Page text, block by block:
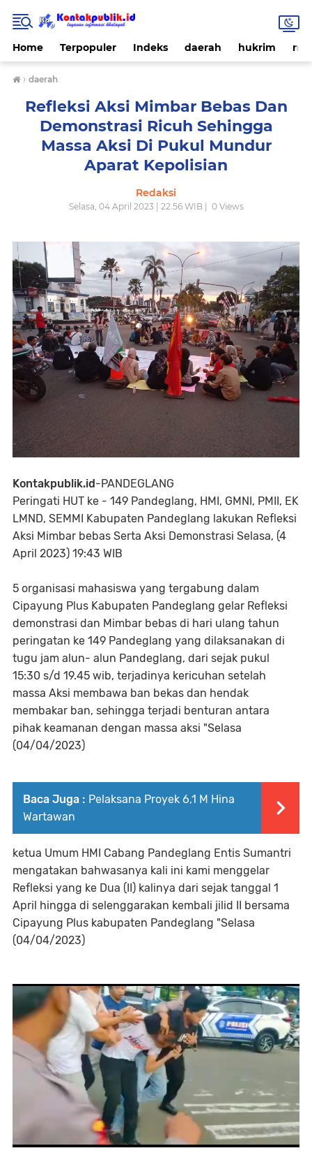
Home Terpopuler Indeks daerah hukrim
› daerah
Refleksi Aksi Mimbar Bebas Dan
Demonstrasi Ricuh Sehingga
Massa Aksi Di Pukul Mundur
Aparat Kepolisian
Redaksi
Selasa, 04 April 2023 | 22.56 WIB | 0Views
Kontakpublik.id -PANDEGLANG
Peringati HUT ke - 149 Pandeglang, HMI, GMNI, PMII, EK
LMND, SEMMI Kabupaten Pandeglang lakukan Refleksi
Aksi Mimbar bebas Serta Aksi Demonstrasi Selasa, (4
April 2023) 19:43 WIB
5 organisasi mahasiswa yang tergabung dalam
Cipayung Plus Kabupaten Pandeglang gelar Refleksi
demonstrasi dan Mimbar bebas di hari ulang tahun
peringatan ke 149 Pandeglang yang dilaksanakan di
tugu jam alun- alun Pandeglang, dari sejak pukul
15:30 s/d 19.45 wib, terjadinya kericuhan setelah
massa Aksi membawa ban bekas dan hendak
membakar ban, sehingga terjadi benturan antara
pihak keamanan dengan massa aksi "Selasa
(04/04/2023)
Baca Juga : Pelaksana Proyek 6,1 M Hina
Wartawan
ketua Umum HMI Cabang Pandeglang Entis Sumantri
mengatakan bahwasanya kali ini kami menggelar
Refleksi yang ke Dua (II) kalinya dari sejak tanggal 1
April hingga di selenggarakan kembali jilid II bersama
Cipayung Plus kabupaten Pandeglang "Selasa
(04/04/2023)